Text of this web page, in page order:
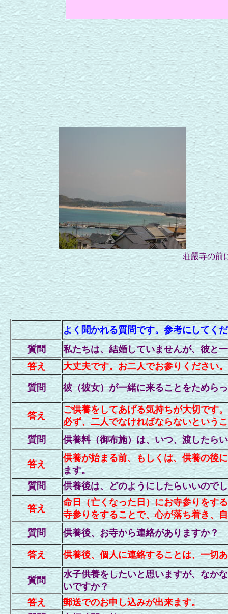
荘嚴寺の前
よく聞かれる質問です。参考にしてく
質問
私たちは、結婚していませんが、彼と
答え
大丈夫です。お二人でお参りください。
質問 彼（彼女）が一緒に来ることをためら
答え
ご供養をしてあげる気持ちが大切です。
必ず、二人でなければならないという
質問
供養料（御布施）は、いつ、渡したら
答え
供養が始まる前、もしくは、供養の後
ます。
質問
供養後は、どのようにしたらいいので
答え
命日（亡くなった日）にお寺参りをす
寺参りをすることで、心が落ち着き、
質問
供養後、お寺から連絡がありますか？
答え 供養後、個人に連絡することは、一切
質問
水子供養をしたいと思いますが、なか
いですか？
答え
郵送でのお申し込みが出来ます。